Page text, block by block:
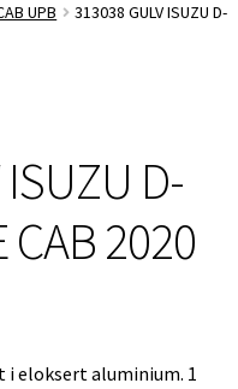
UPB 313038 GULV ISUZU D-
D-
CAB 2020
i eloksert aluminium. 1